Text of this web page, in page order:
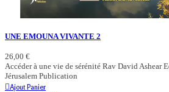
UNE EMOUNA VIVANTE 2
26,00 €
Accéder à une vie de sérénité Rav David Ashear
Jérusalem Publication
Ajout Panier